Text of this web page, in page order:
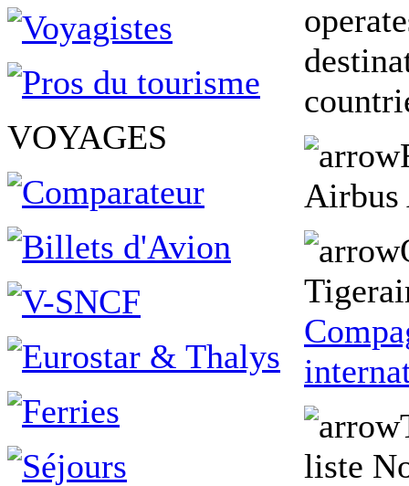
VOYAGES
Airbus
liste